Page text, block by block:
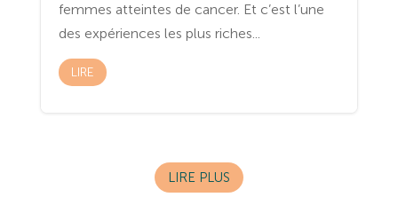
femmes atteintes de cancer. Et c’est l’une
des expériences les plus riches...
LIRE
LIRE PLUS